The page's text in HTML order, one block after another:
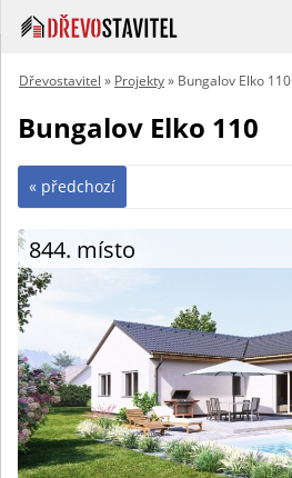
Dřevostavitel » Projekty» Bungalov Elko 110
Bungalov Elko 110
« předchozí
844. místo